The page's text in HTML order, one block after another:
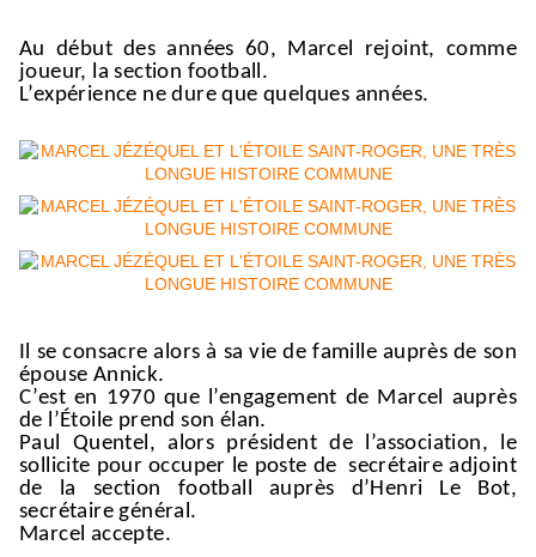
Au début des années 60, Marcel rejoint, comme
joueur, la section football.
L’expérience ne dure que quelques années.
Il se consacre alors à sa vie de famille auprès de son
épouse Annick.
C’est en 1970 que l’engagement de Marcel auprès
de l’Étoile prend son élan.
Paul Quentel, alors président de l’association, le
sollicite pour occuper le poste desecrétaire adjoint
de la section football auprès d’Henri Le Bot,
secrétaire général.
Marcel accepte.